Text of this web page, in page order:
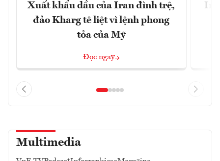
Xuất khẩu dầu của Iran đình trệ,
đảo Kharg tê liệt vì lệnh phong
tỏa của Mỹ
Đọc ngay
Multimedia